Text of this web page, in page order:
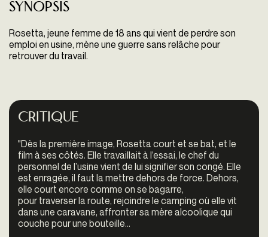
Synopsis
Rosetta, jeune femme de 18 ans qui vient de perdre son
emploi en usine, mène une guerre sans relâche pour
retrouver du travail.
Critique
"Dès la première image, Rosetta court et se bat, et le
film à ses côtés. Elle travaillait à l’essai, le chef du
personnel de l’usine vient de lui signifier son congé. Elle
est enragée, il faut la mettre dehors de force. Dehors,
elle court encore comme on se bagarre,
pour traverser la route, rejoindre le camping où elle vit
dans une caravane, affronter sa mère alcoolique qui
couche pour une bouteille…